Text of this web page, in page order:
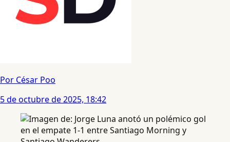
Por César Poo
5 de octubre de 2025, 18:42